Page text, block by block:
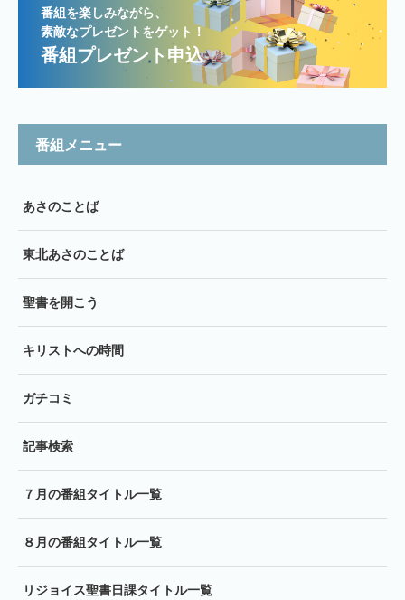
番組を楽しみながら、
素敵なプレゼントをゲット！
番組プレゼント申込
番組メニュー
あさのことば
東北あさのことば
聖書を開こう
キリストへの時間
ガチコミ
記事検索
７月の番組タイトル一覧
８月の番組タイトル一覧
リジョイス聖書日課タイトル一覧